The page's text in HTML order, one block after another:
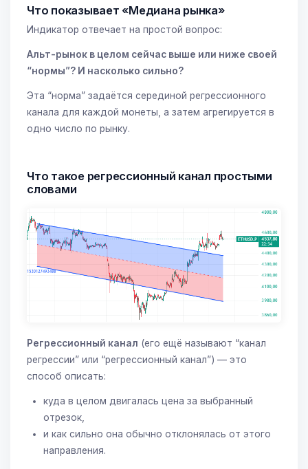
Что показывает «Медиана рынка»
Индикатор отвечает на простой вопрос:
Альт-рынок в целом сейчас выше или ниже своей
“нормы”? И насколько сильно?
Эта “норма” задаётся серединой регрессионного
канала для каждой монеты, а затем агрегируется в
одно число по рынку.
Что такое регрессионный канал простыми
словами
Регрессионный канал (его ещё называют “канал
регрессии” или “регрессионный канал”) — это
способ описать:
куда в целом двигалась цена за выбранный
отрезок,
и как сильно она обычно отклонялась от этого
направления.